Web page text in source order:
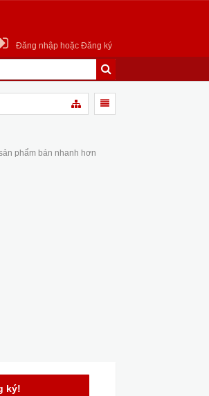
Đăng nhập hoặc Đăng ký
phẩm bán nhanh hơn
ký!